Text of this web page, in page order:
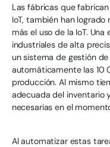
Las fábricas que
IoT, también han
más el uso de la IoT.
industriales de alta
un sistema de gestión
automáticamente las 10
producción. Al mismo
adecuada del inventario
necesarias en el
Al automatizar estas